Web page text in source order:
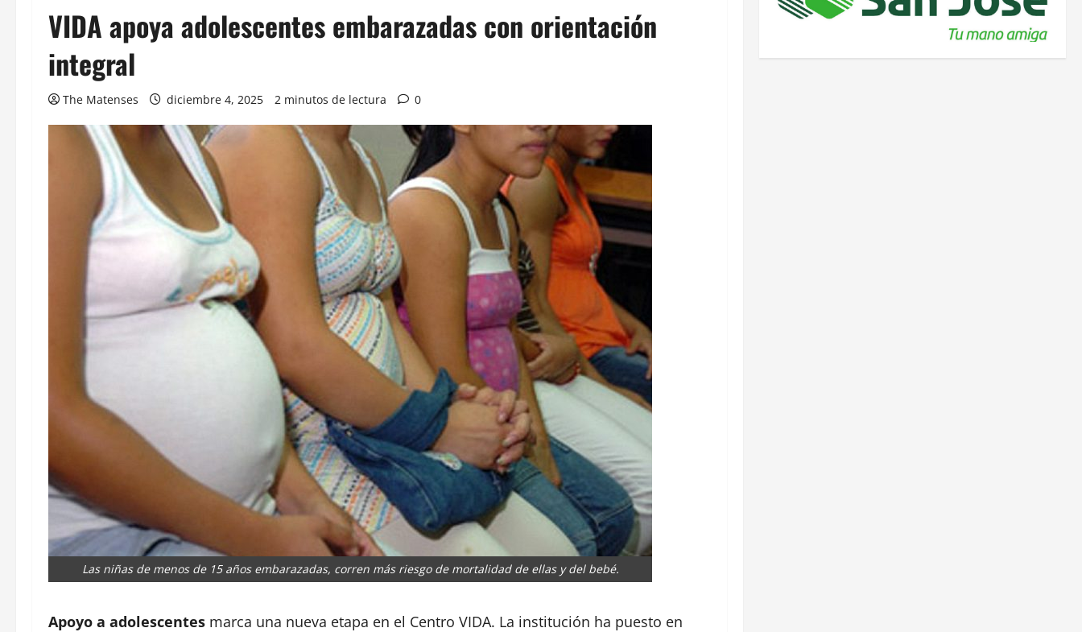
VIDA apoya adolescentes embarazadas con orientación
integral
The Matenses diciembre 4, 2025 2 minutos de lectura 0
Las niñas de menos de 15 años embarazadas, corren más riesgo de mortalidad de ellas y del bebé.
Apoyo a adolescentes marca una nueva etapa en el Centro VIDA. La institución ha puesto en